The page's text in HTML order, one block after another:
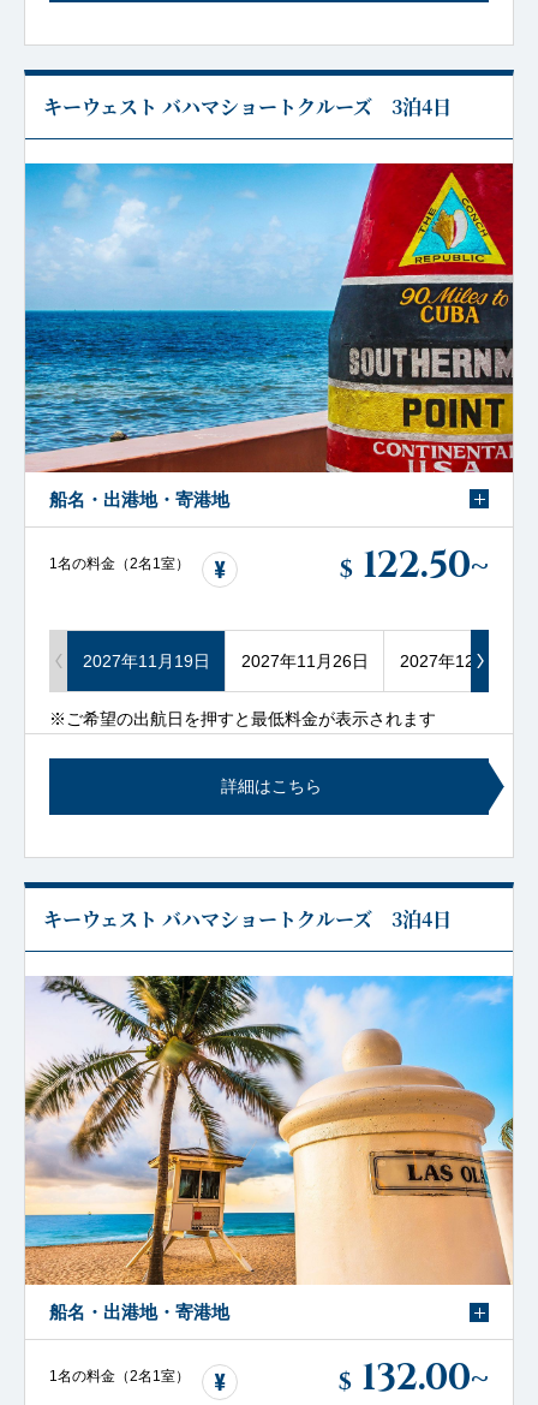
キーウェスト バハマショートクルーズ 3泊4日
船名・出港地・寄港地
1名の料金（2名1室） $ 122.50~
2027年11月19日 2027年11月26日 2027年12月03日
※ご希望の出航日を押すと最低料金が表示されます
詳細はこちら
キーウェスト バハマショートクルーズ 3泊4日
船名・出港地・寄港地
1名の料金（2名1室） $ 132.00~